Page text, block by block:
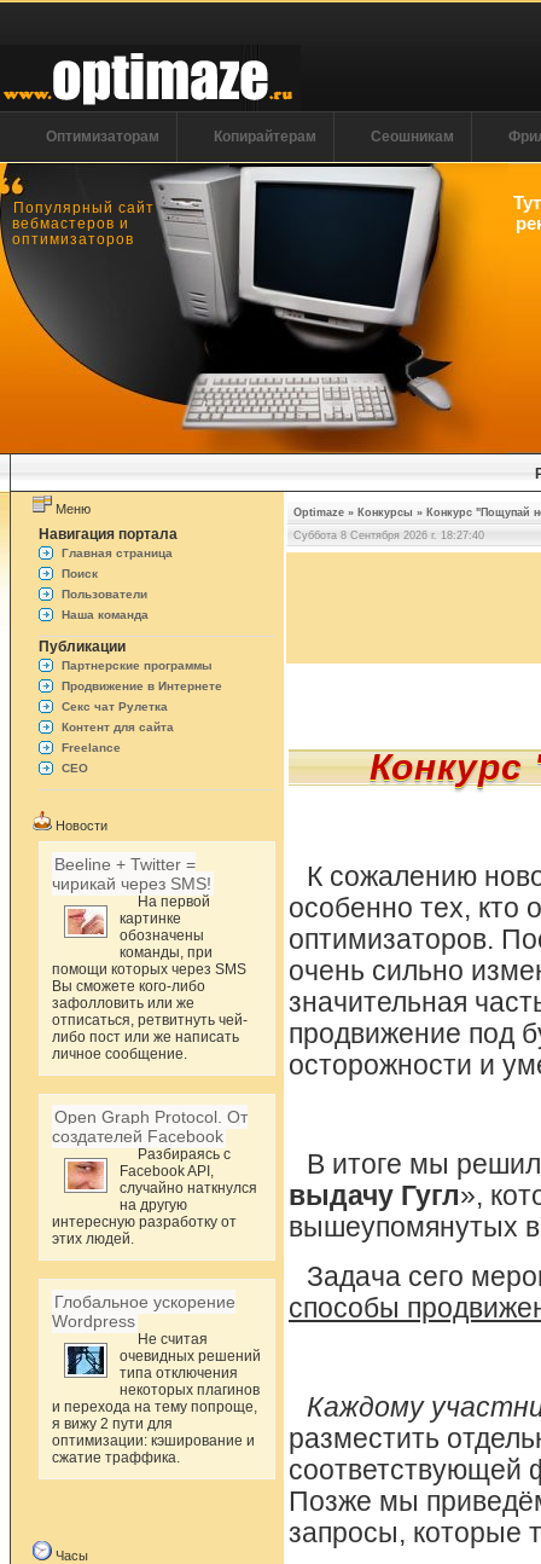
Оптимизаторам Копирайтерам Сеошникам
Популярный сайт
вебмастеров и
оптимизаторов
Меню
Навигация портала
Главная страница
Поиск
Пользователи
Наша команда
Публикации
Партнерские программы
Продвижение в Интернете
Секс чат Рулетка
Контент для сайта
Freelance
СЕО
Новости
Beeline + Twitter =
чирикай через SMS!
На первой
картинке
обозначены
команды, при
помощи которых через SMS
Вы сможете кого-либо
зафолловить или же
отписаться, ретвитнуть чей-
либо пост или же написать
личное сообщение.
Open Graph Protocol. От
создателей Facebook
Разбираясь с
Facebook API,
случайно наткнулся
на другую
интересную разработку от
этих людей.
Глобальное ускорение
Wordpress
Не считая
очевидных решений
типа отключения
некоторых плагинов
и перехода на тему попроще,
я вижу 2 пути для
оптимизации: кэширование и
сжатие траффика.
Часы
Optimaze » Конкурсы » Конкурс "Пощупай
Суббота 8 Сентября 2026 г. 18:27:40
К сожалению
особенно тех, кто
оптимизаторов.
очень сильно
значительная
продвижение под
осторожности и
В итоге мы
выдачу Гугл»,
вышеупомянутых
Задача сего
способы
Каждому
разместить
соответствующей
Позже мы
запросы, которые